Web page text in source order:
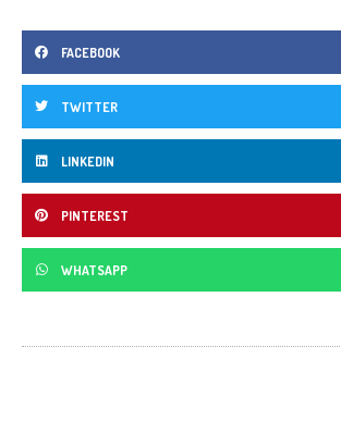
FACEBOOK
TWITTER
LINKEDIN
PINTEREST
WHATSAPP